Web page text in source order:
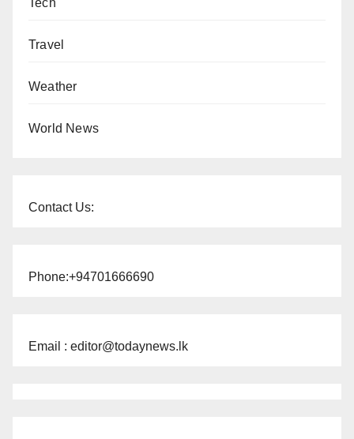
Travel
Weather
World News
Contact Us:
Phone:+94701666690
Email : editor@todaynews.lk